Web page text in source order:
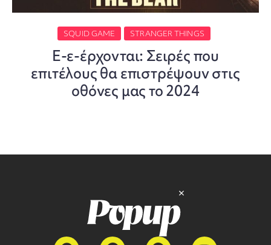
SQUID GAME STRANGER THINGS
Ε-ε-έρχονται: Σειρές που
επιτέλους θα επιστρέψουν στις
οθόνες μας το 2024